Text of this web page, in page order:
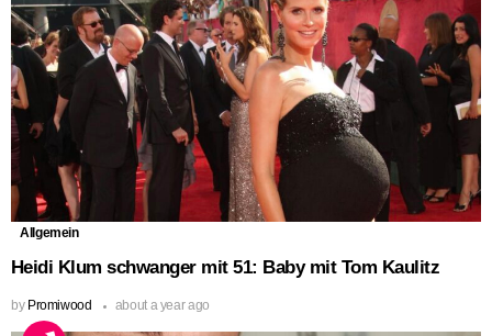
Allgemein
Heidi Klum schwanger mit 51: Baby mit Tom Kaulitz
by Promiwood about a year ago